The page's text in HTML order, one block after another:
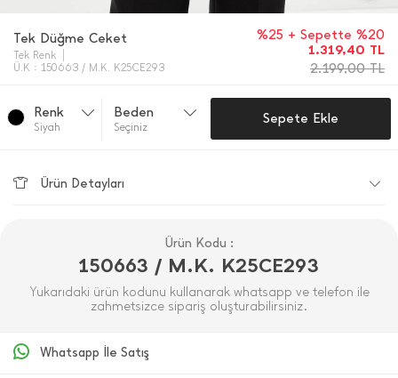
Tek Düğme Ceket
Tek Renk
Ü.K : 150663 / M.K. K25CE293
%25 + Sepette %20
1.319,40 TL
2.199,00TL
Renk
Si̇yah
Beden
Seçiniz
Sepete Ekle
Ürün Detayları
Ürün Kodu :
150663 / M.K. K25CE293
Yukarıdaki ürün kodunu kullanarak whatsapp ve telefon ile
zahmetsizce sipariş oluşturabilirsiniz.
Whatsapp İle Satış